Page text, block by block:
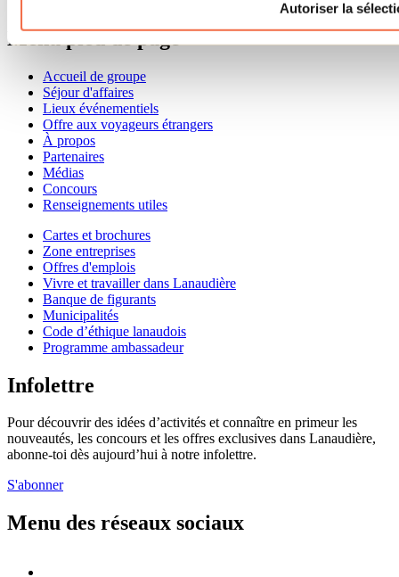
Autoriser la
Menu pied de page
Accueil de groupe
Séjour d'affaires
Lieux événementiels
Offre aux voyageurs étrangers
À propos
Partenaires
Médias
Concours
Renseignements utiles
Cartes et brochures
Zone entreprises
Offres d'emplois
Vivre et travailler dans Lanaudière
Banque de figurants
Municipalités
Code d’éthique lanaudois
Programme ambassadeur
Infolettre
Pour découvrir des idées d’activités et connaître en primeur les
nouveautés, les concours et les offres exclusives dans Lanaudière,
abonne-toi dès aujourd’hui à notre infolettre.
S'abonner
Menu des réseaux sociaux